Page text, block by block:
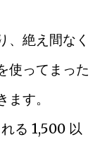
、絶え間なく
使ってまった
す。
る 1,500 以